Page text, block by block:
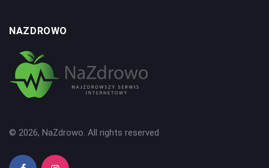
NAZDROWO
© 2026, NaZdrowo. All rights reserved